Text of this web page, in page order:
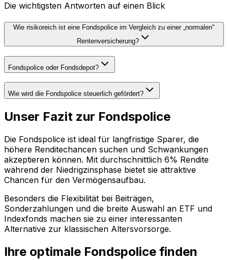
Die wichtigsten Antworten auf einen Blick
Wie risikoreich ist eine Fondspolice im Vergleich zu einer „normalen"
Rentenversicherung?
Fondspolice oder Fondsdepot?
Wie wird die Fondspolice steuerlich gefördert?
Unser Fazit zur Fondspolice
Die Fondspolice ist ideal für langfristige Sparer, die
höhere Renditechancen suchen und Schwankungen
akzeptieren können. Mit durchschnittlich 6% Rendite
während der Niedrigzinsphase bietet sie attraktive
Chancen für den Vermögensaufbau.
Besonders die Flexibilität bei Beiträgen,
Sonderzahlungen und die breite Auswahl an ETF und
Indexfonds machen sie zu einer interessanten
Alternative zur klassischen Altersvorsorge.
Ihre optimale Fondspolice finden